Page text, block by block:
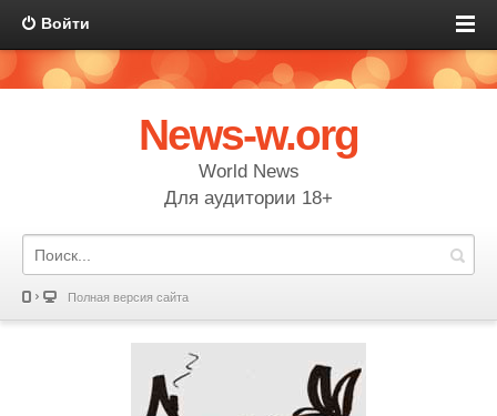
Войти
News-w.org
World News
Для аудитории 18+
Полная версия сайта